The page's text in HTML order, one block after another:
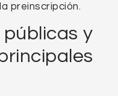
preinscripción.
y